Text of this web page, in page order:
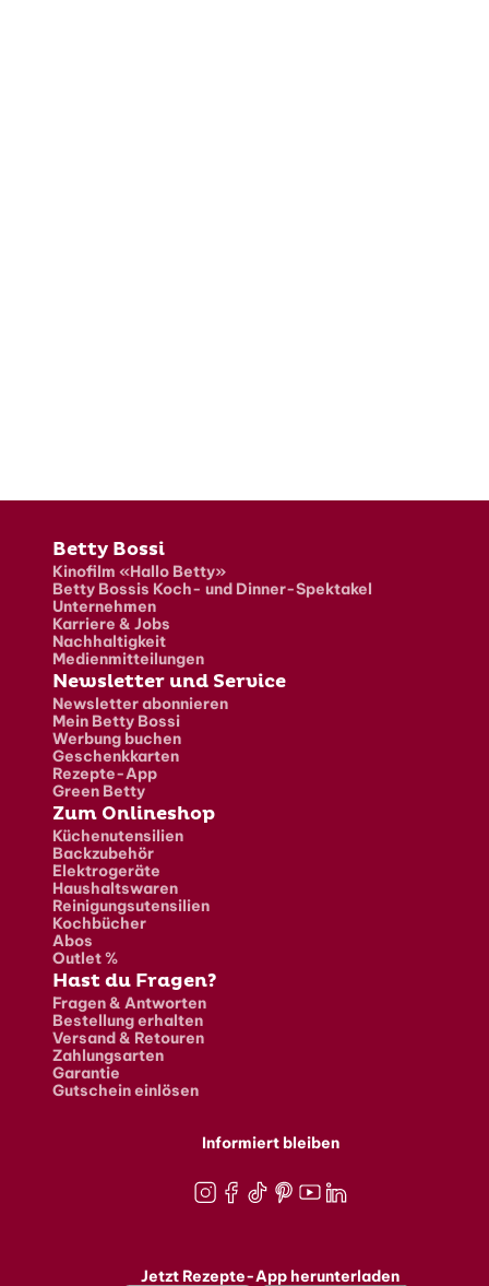
Fusszeile
Betty Bossi
Kinofilm «Hallo Betty»
Betty Bossis Koch- und Dinner-Spektakel
Unternehmen
Karriere & Jobs
Nachhaltigkeit
Medienmitteilungen
Newsletter und Service
Newsletter abonnieren
Mein Betty Bossi
Werbung buchen
Geschenkkarten
Rezepte-App
Green Betty
Zum Onlineshop
Küchenutensilien
Backzubehör
Elektrogeräte
Haushaltswaren
Reinigungsutensilien
Kochbücher
Abos
Outlet %
Hast du Fragen?
Fragen & Antworten
Bestellung erhalten
Versand & Retouren
Zahlungsarten
Garantie
Gutschein einlösen
Informiert bleiben
Jetzt Rezepte-App herunterladen